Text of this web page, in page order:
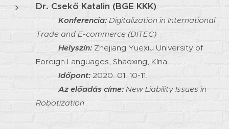
Dr. Csekő Katalin (BGE KKK)
Konferencia: Digitalization in International
Trade and E-commerce (DITEC)
Helyszín: Zhejiang Yuexiu University of
Foreign Languages, Shaoxing, Kína
Időpont: 2020. 01. 10-11.
Az előadás címe: New Liability Issues in
Robotization